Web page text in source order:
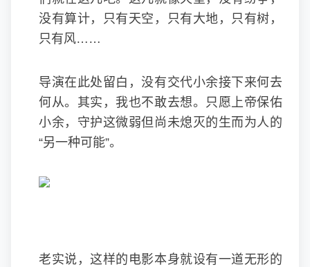
没有算计，只有天空，只有大地，只有树，
只有风……
导演在此处留白，没有交代小余接下来何去
何从。其实，我也不敢去想。只愿上帝保佑
小余，守护这微弱但尚未熄灭的生而为人的
“另一种可能”。
老实说，这样的电影本身就设有一道无形的